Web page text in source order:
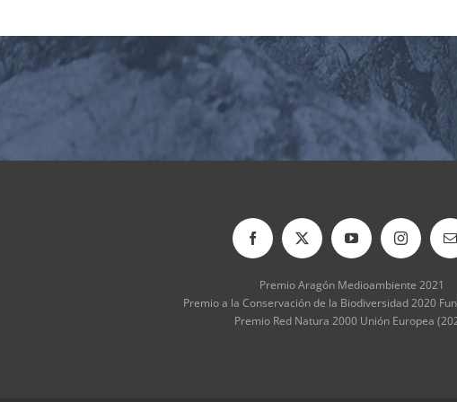
Premio Aragón Medioambiente 2021
Premio a la Conservación de la Biodiversidad 2020
Premio Red Natura 2000 Unión Europea